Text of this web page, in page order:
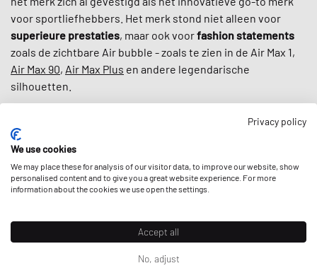
voor sportliefhebbers. Het merk stond niet alleen voor
superieure prestaties, maar ook voorfashion statements
zoals de zichtbare Air bubble - zoals te zien in de Air Max 1,
Air Max 90, Air Max Plus en andere legendarische
silhouetten.
' gesproken: Het merk uit Beaverton,
Oregon, heeft de magische touch voor het spotten van
talent -Kobe Bryant
Michael Jordanmet zijnJordan Brandzijn maar een paar
voorbeelden van de grote Nike familie.
Nike wordt echter niet alleen gedragen door de grootste
atleten van onze tijd. Laten we Bill Bowerman hier citeren:
Als je een lichaam hebt, ben je een atleet.
Privacy policy
We use cookies
We may place these for analysis of our visitor data, to improve our website, show
personalised content and to give you a great website experience. For more
information about the cookies we use open the settings.
Accept all
No, adjust